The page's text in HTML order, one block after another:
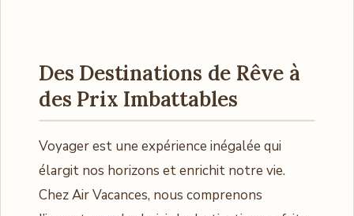
Des Destinations de Rêve à
des Prix Imbattables
Voyager est une expérience inégalée qui
élargit nos horizons et enrichit notre vie.
Chez Air Vacances, nous comprenons